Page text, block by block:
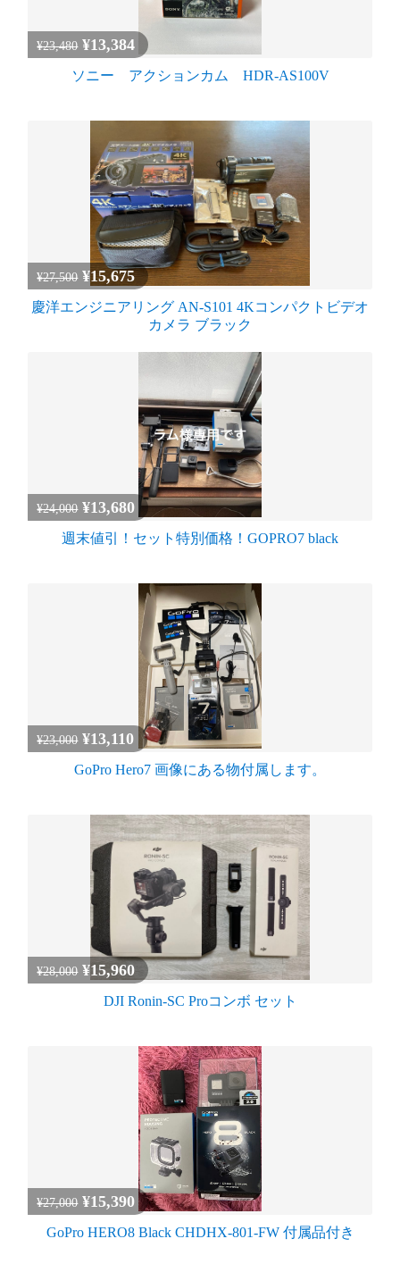
¥23,480 ¥13,384
ソニー アクションカム HDR-AS100V
¥27,500 ¥15,675
慶洋エンジニアリング AN-S101 4Kコンパクトビデオ
カメラ ブラック
¥24,000 ¥13,680
週末値引！セット特別価格！GOPRO7 black
¥23,000 ¥13,110
GoPro Hero7 画像にある物付属します。
¥28,000 ¥15,960
DJI Ronin-SC Proコンボ セット
¥27,000 ¥15,390
GoPro HERO8 Black CHDHX-801-FW 付属品付き